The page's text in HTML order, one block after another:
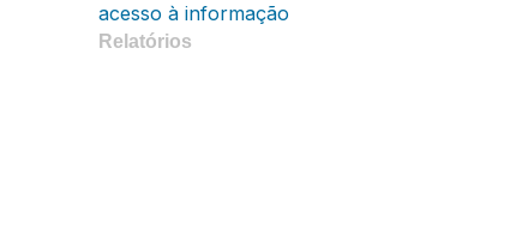
acesso à informação
Relatórios